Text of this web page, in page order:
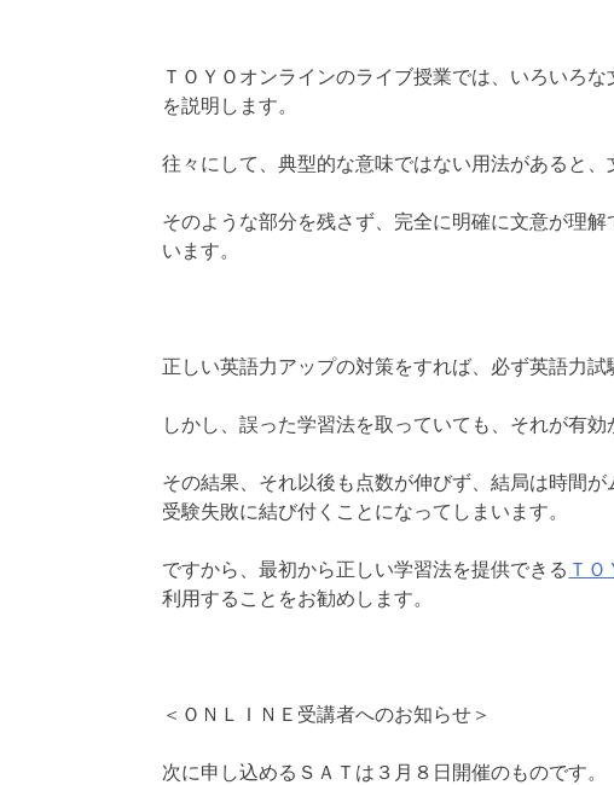
ＴＯＹＯオンラインのライブ授業では、いろいろ
を説明します。
往々にして、典型的な意味ではない用法があると、
そのような部分を残さず、完全に明確に文意が理
います。
正しい英語力アップの対策をすれば、必ず英語力試
しかし、誤った学習法を取っていても、それが有効
その結果、それ以後も点数が伸びず、結局は時間が
受験失敗に結び付くことになってしまいます。
ですから、最初から正しい学習法を提供できる Ｔ
利用することをお勧めします。
＜ＯＮＬＩＮＥ受講者へのお知らせ＞
次に申し込めるＳＡＴは３月８日開催のものです。